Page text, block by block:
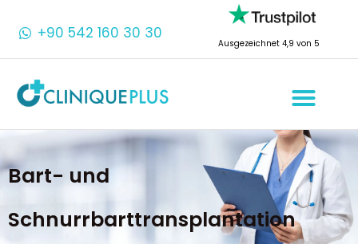
+90 542 160 30 30
Ausgezeichnet 4,9 von 5
Bart- und
Schnurrbarttransplantation